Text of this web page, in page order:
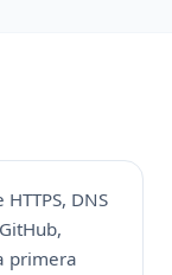
DNS
primera